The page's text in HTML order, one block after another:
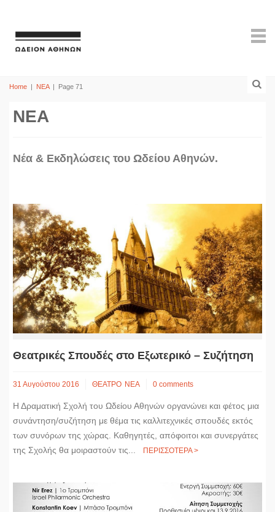
Home | ΝΕΑ | Page 71
ΝΕΑ
Νέα & Εκδηλώσεις του Ωδείου Αθηνών.
Θεατρικές Σπουδές στο Εξωτερικό – Συζήτηση
31 Αυγούστου 2016 ΘΕΑΤΡΟ ΝΕΑ 0 comments
Η Δραματική Σχολή του Ωδείου Αθηνών οργανώνει και φέτος μια
συνάντηση/συζήτηση με θέμα τις καλλιτεχνικές σπουδές εκτός
των συνόρων της χώρας. Καθηγητές, απόφοιτοι και συνεργάτες
της Σχολής θα μοιραστούν τις...
ΠΕΡΙΣΣΟΤΕΡΑ >